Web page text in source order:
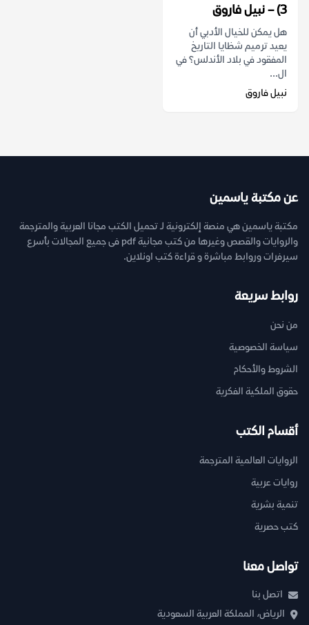
3) – نبيل فاروق
هل يمكن للخيال الأدبي أن
يعيد ترميم شظايا التاريخ
المفقود في بلاد الأندلس؟ في
ال...
نبيل فاروق
عن مكتبة ياسمين
مكتبة ياسمين هي منصة إلكترونية لـ تحميل الكتب مجانا العربية والمترجمة
والروايات والقصص وغيرها من كتب مجانية pdf فى جميع المجالات بأسرع
سيرفرات وروابط مباشرة و قراءة كتب اونلاين.
روابط سريعة
من نحن
سياسة الخصوصية
الشروط والأحكام
حقوق الملكية الفكرية
أقسام الكتب
الروايات العالمية المترجمة
روايات عربية
تنمية بشرية
كتب حصرية
تواصل معنا
اتصل بنا
الرياض، المملكة العربية السعودية